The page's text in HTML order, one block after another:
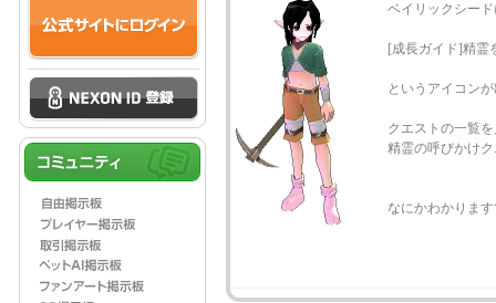
ベイリックシード
[成長ガイド]精霊
というアイコン
クエストの一覧
精霊の呼びかけ
なにかわかりま